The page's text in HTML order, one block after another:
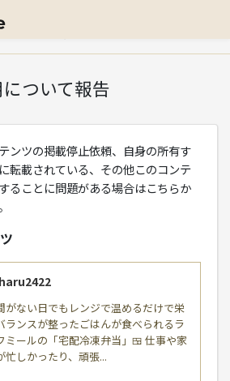
ついて報告
ついて報告
ンツの掲載停止依頼、自身の所有す
転載されている、その他このコンテ
ることに問題がある場合はこちらか
haru2422
がない日でもレンジで温めるだけで栄
ランスが整ったごはんが食べられるラ
ミールの「宅配冷凍弁当」🍱 仕事や家
忙しかったり、頑張...